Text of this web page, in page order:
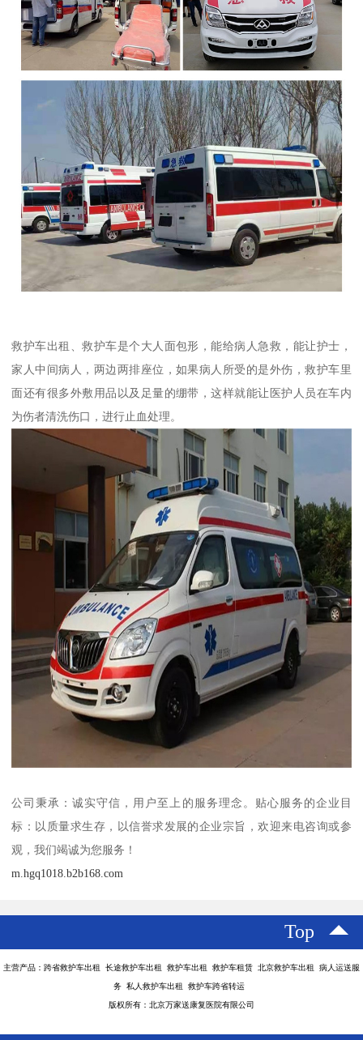
救护车出租、救护车是个大人面包形，能给病人急救，能让护士，
家人中间病人，两边两排座位，如果病人所受的是外伤，救护车里
面还有很多外敷用品以及足量的绷带，这样就能让医护人员在车内
为伤者清洗伤口，进行止血处理。
公司秉承：诚实守信，用户至上的服务理念。贴心服务的企业目
标：以质量求生存，以信誉求发展的企业宗旨，欢迎来电咨询或参
观，我们竭诚为您服务！
m.hgq1018.b2b168.com
Top
主营产品：跨省救护车出租 长途救护车出租 救护车出租 救护车租赁 北京救护车出租 病人运送服
务 私人救护车出租 救护车跨省转运
版权所有：北京万家送康复医院有限公司